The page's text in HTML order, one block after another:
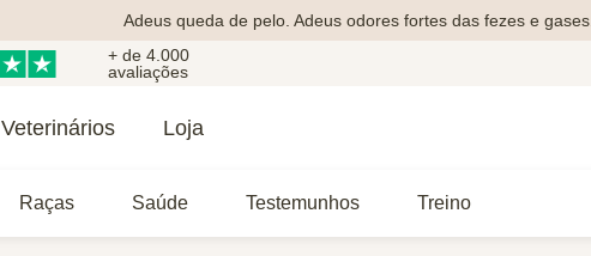
Adeus queda de pelo. Adeus odores fortes das fezes e gases.
+ de 4.000
avaliações
Veterinários Loja
Raças Saúde Testemunhos Treino